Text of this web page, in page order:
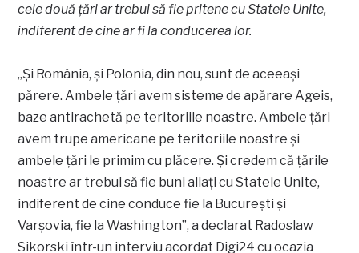
cele două țări ar trebui să fie pritene cu Statele Unite,
indiferent de cine ar fi la conducerea lor.
„Şi România, şi Polonia, din nou, sunt de aceeaşi
părere. Ambele ţări avem sisteme de apărare Ageis,
baze antirachetă pe teritoriile noastre. Ambele ţări
avem trupe americane pe teritoriile noastre şi
ambele ţări le primim cu plăcere. Şi credem că ţările
noastre ar trebui să fie buni aliaţi cu Statele Unite,
indiferent de cine conduce fie la Bucureşti şi
Varşovia, fie la Washington”, a declarat Radoslaw
Sikorski într-un interviu acordat Digi24 cu ocazia